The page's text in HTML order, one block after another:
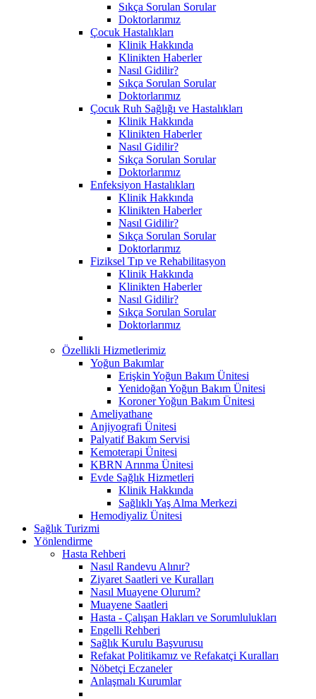
Sıkça Sorulan Sorular
Doktorlarımız
Çocuk Hastalıkları
Klinik Hakkında
Klinikten Haberler
Nasıl Gidilir?
Sıkça Sorulan Sorular
Doktorlarımız
Çocuk Ruh Sağlığı ve Hastalıkları
Klinik Hakkında
Klinikten Haberler
Nasıl Gidilir?
Sıkça Sorulan Sorular
Doktorlarımız
Enfeksiyon Hastalıkları
Klinik Hakkında
Klinikten Haberler
Nasıl Gidilir?
Sıkça Sorulan Sorular
Doktorlarımız
Fiziksel Tıp ve Rehabilitasyon
Klinik Hakkında
Klinikten Haberler
Nasıl Gidilir?
Sıkça Sorulan Sorular
Doktorlarımız
Özellikli Hizmetlerimiz
Yoğun Bakımlar
Erişkin Yoğun Bakım Ünitesi
Yenidoğan Yoğun Bakım Ünitesi
Koroner Yoğun Bakım Ünitesi
Ameliyathane
Anjiyografi Ünitesi
Palyatif Bakım Servisi
Kemoterapi Ünitesi
KBRN Arınma Ünitesi
Evde Sağlık Hizmetleri
Klinik Hakkında
Sağlıklı Yaş Alma Merkezi
Hemodiyaliz Ünitesi
Sağlık Turizmi
Yönlendirme
Hasta Rehberi
Nasıl Randevu Alınır?
Ziyaret Saatleri ve Kuralları
Nasıl Muayene Olurum?
Muayene Saatleri
Hasta - Çalışan Hakları ve Sorumlulukları
Engelli Rehberi
Sağlık Kurulu Başvurusu
Refakat Politikamız ve Refakatçi Kuralları
Nöbetçi Eczaneler
Anlaşmalı Kurumlar